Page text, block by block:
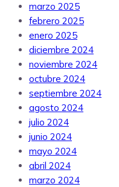
marzo 2025
febrero 2025
enero 2025
diciembre 2024
noviembre 2024
octubre 2024
septiembre 2024
agosto 2024
julio 2024
junio 2024
mayo 2024
abril 2024
marzo 2024